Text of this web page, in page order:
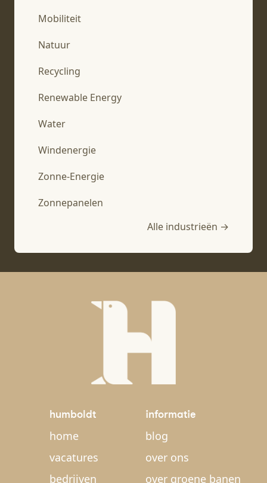
Mobiliteit
Natuur
Recycling
Renewable Energy
Water
Windenergie
Zonne-Energie
Zonnepanelen
Alle industrieën →
humboldt
home
vacatures
bedrijven
informatie
blog
over ons
over groene banen